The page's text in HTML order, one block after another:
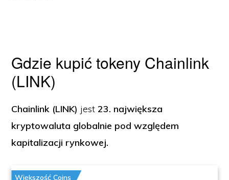
Gdzie kupić tokeny Chainlink
(LINK)
Chainlink (LINK) jest23. największa
kryptowaluta globalnie pod względem
kapitalizacji rynkowej.
Większość Coins